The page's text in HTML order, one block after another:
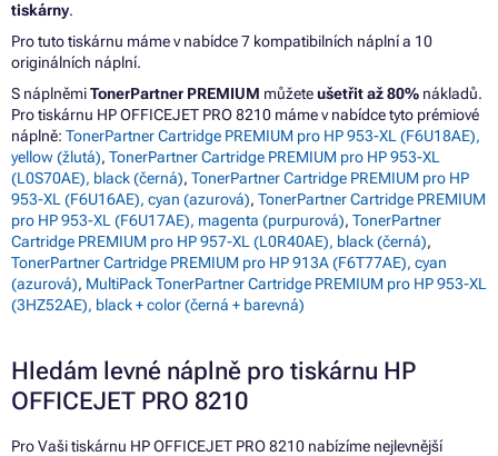
tiskárny.
Pro tuto tiskárnu máme v nabídce 7 kompatibilních náplní a 10
originálních náplní.
S náplněmiTonerPartner PREMIUM můžeteušetřit až 80% nákladů.
Pro tiskárnu HP OFFICEJET PRO 8210 máme v nabídce tyto prémiové
náplně: TonerPartner Cartridge PREMIUM pro HP 953-XL (F6U18AE),
yellow (žlutá), TonerPartner Cartridge PREMIUM pro HP 953-XL
(L0S70AE), black (černá), TonerPartner Cartridge PREMIUM pro HP
953-XL (F6U16AE), cyan (azurová), TonerPartner Cartridge PREMIUM
pro HP 953-XL (F6U17AE), magenta (purpurová), TonerPartner
Cartridge PREMIUM pro HP 957-XL (L0R40AE), black (černá),
TonerPartner Cartridge PREMIUM pro HP 913A (F6T77AE), cyan
(azurová), MultiPack TonerPartner Cartridge PREMIUM pro HP 953-XL
(3HZ52AE), black + color (černá + barevná)
Hledám levné náplně pro tiskárnu HP
OFFICEJET PRO 8210
Pro Vaši tiskárnu HP OFFICEJET PRO 8210 nabízíme nejlevnější